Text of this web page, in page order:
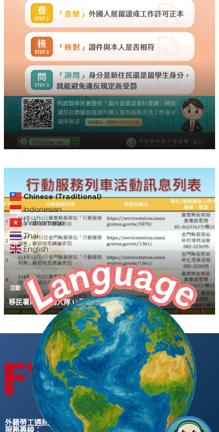
Chinese (Traditional)
Indonesian
Vietnamese
Thai
English
活動
移民署南區事務大隊 12月「行動服務列車」
外籍勞工通訊社版權所有 ©
服務專線：